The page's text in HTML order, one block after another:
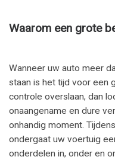
Waarom een grote
Wanneer uw auto meer
staan is het tijd voor een
controle overslaan, dan
onaangename en dure
onhandig moment.
ondergaat uw voertuig
onderdelen in, onder en